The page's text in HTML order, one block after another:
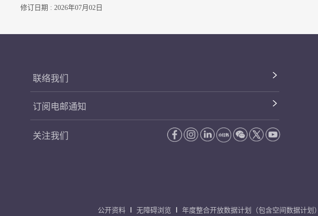
修订日期 : 2026年07月02日
联络我们
订阅电邮通知
关注我们
公开资料 无障碍浏览 年度整合开放数据计划（包含空间数据计划）